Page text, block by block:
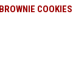
BROWNIE COOKIES